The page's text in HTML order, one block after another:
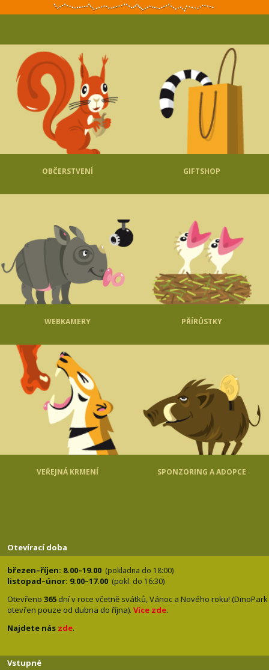
OBČERSTVENÍ GIFTSHOP
WEBKAMERY PŘÍRŮSTKY
VEŘEJNÁ KRMENÍ SPONZORING A ADOPCE
Otevírací doba
březen–říjen: 8.00–19.00 (pokladna do 18:00)
listopad–únor: 9.00–17.00 (pokl. do 16:30)
Otevřeno 365 dní v roce včetně svátků, Vánoc a Nového roku! (DinoPark
otevřen pouze od dubna do října). Více zde.
Najdete nás zde.
Vstupné